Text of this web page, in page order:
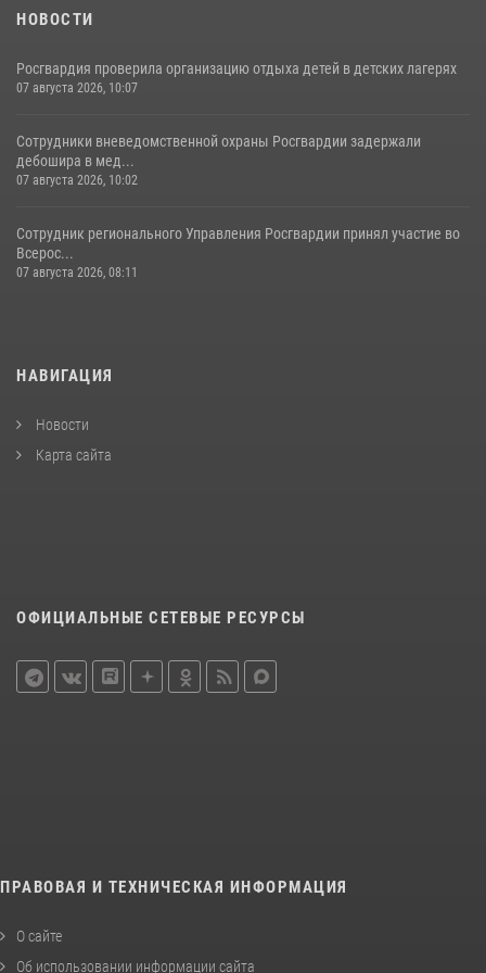
НОВОСТИ
Росгвардия проверила организацию отдыха детей в детских лагерях
07 августа 2026, 10:07
Сотрудники вневедомственной охраны Росгвардии задержали
дебошира в мед...
07 августа 2026, 10:02
Сотрудник регионального Управления Росгвардии принял участие во
Всерос...
07 августа 2026, 08:11
НАВИГАЦИЯ
Новости
Карта сайта
ОФИЦИАЛЬНЫЕ СЕТЕВЫЕ РЕСУРСЫ
ПРАВОВАЯ И ТЕХНИЧЕСКАЯ ИНФОРМАЦИЯ
О сайте
Об использовании информации сайта